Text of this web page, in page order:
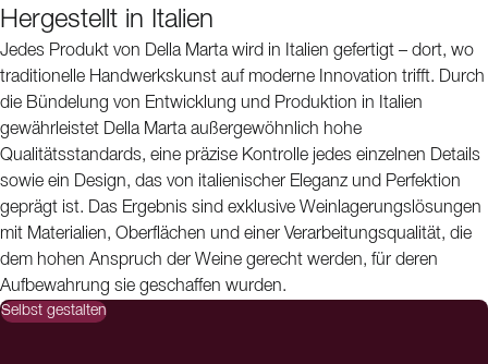
Hergestellt in Italien
Jedes Produkt von Della Marta wird in Italien gefertigt – dort, wo
traditionelle Handwerkskunst auf moderne Innovation trifft. Durch
die Bündelung von Entwicklung und Produktion in Italien
gewährleistet Della Marta außergewöhnlich hohe
Qualitätsstandards, eine präzise Kontrolle jedes einzelnen Details
sowie ein Design, das von italienischer Eleganz und Perfektion
geprägt ist. Das Ergebnis sind exklusive Weinlagerungslösungen
mit Materialien, Oberflächen und einer Verarbeitungsqualität, die
dem hohen Anspruch der Weine gerecht werden, für deren
Aufbewahrung sie geschaffen wurden.
Selbst gestalten